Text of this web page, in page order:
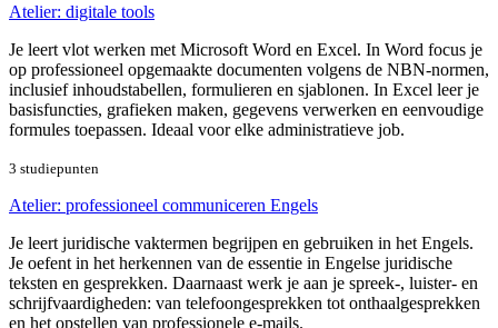
Atelier: digitale tools
Je leert vlot werken met Microsoft Word en Excel. In Word focus je
op professioneel opgemaakte documenten volgens de NBN-normen,
inclusief inhoudstabellen, formulieren en sjablonen. In Excel leer je
basisfuncties, grafieken maken, gegevens verwerken en eenvoudige
formules toepassen. Ideaal voor elke administratieve job.
3 studiepunten
Atelier: professioneel communiceren Engels
Je leert juridische vaktermen begrijpen en gebruiken in het Engels.
Je oefent in het herkennen van de essentie in Engelse juridische
teksten en gesprekken. Daarnaast werk je aan je spreek-, luister- en
schrijfvaardigheden: van telefoongesprekken tot onthaalgesprekken
en het opstellen van professionele e-mails.